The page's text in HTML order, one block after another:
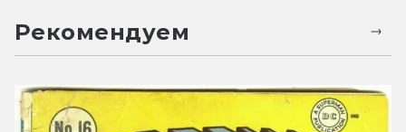
Рекомендуем